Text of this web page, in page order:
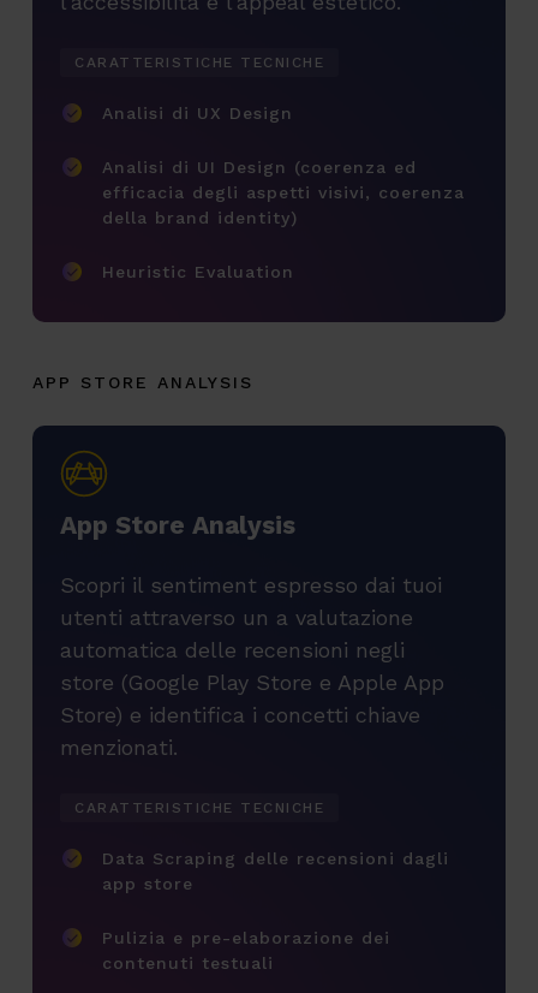
CARATTERISTICHE TECNICHE
Analisi di UX Design
Analisi di UI Design (coerenza ed
efficacia degli aspetti visivi, coerenza
della brand identity)
Heuristic Evaluation
APP STORE ANALYSIS
App Store Analysis
Scopri il sentiment espresso dai tuoi
utenti attraverso un a valutazione
automatica delle recensioni negli
store (Google Play Store e Apple App
Store) e identifica i concetti chiave
menzionati.
CARATTERISTICHE TECNICHE
Data Scraping delle recensioni dagli
app store
Pulizia e pre-elaborazione dei
contenuti testuali